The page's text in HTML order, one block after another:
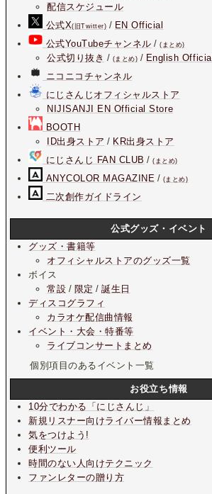
配信スケジュール
公式X(旧Twitter) / EN Official
公式YouTubeチャンネル /(まとめ)
公式切り抜き / (まとめ) / English Official
ニコニコチャンネル
にじさんじオフィシャルストア
NIJISANJI EN Official Store
BOOTH
ID出身ストア / KR出身ストア
にじさんじ FAN CLUB /(まとめ)
ANYCOLOR MAGAZINE / (まとめ)
二次創作ガイドライン
公式グッズ・イベント
グッズ・書籍等
オフィシャルストアのグッズ一覧
ボイス
常設 / 限定 /誕生日
ディスコグラフィ
カラオケ配信曲情報
イベント・大会・特番等
ライブコンサートまとめ
個別項目のあるイベント一覧
お役立ち情報
10分でわかる「にじさんじ」
新規リスナー向けライバー情報まとめ
気をつけよう!
便利ツール
時間のない人向けテクニック
ファンレターの贈り方